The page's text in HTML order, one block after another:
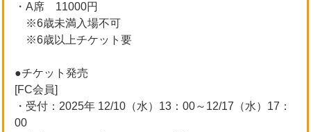
・A席 11000円
※6歳未満入場不可
※6歳以上チケット要
●チケット発売
[FC会員]
・受付：2025年 12/10（水）13：00～12/17（水）17：
00